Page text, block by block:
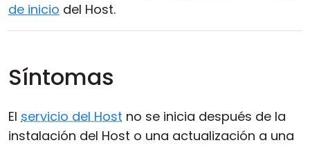
de inicio del Host.
Síntomas
El servicio del Host no se inicia después de la
instalación del Host o una actualización a una